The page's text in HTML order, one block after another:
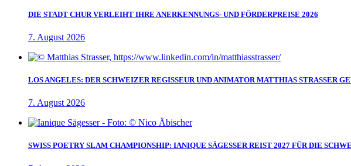
DIE STADT CHUR VERLEIHT IHRE ANERKENNUNGS- UND FÖRDERPREISE 2026
7. August 2026
LOS ANGELES: DER SCHWEIZER REGISSEUR UND ANIMATOR MATTHIAS STRASSER
7. August 2026
SWISS POETRY SLAM CHAMPIONSHIP: IANIQUE SÄGESSER REIST 2027 FÜR DIE